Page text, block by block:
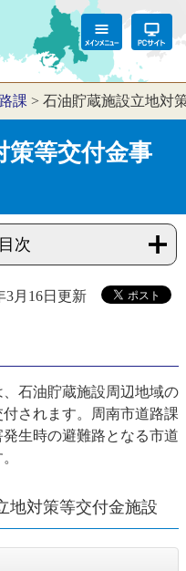
課 > 石油貯蔵施設立地対
策等交付金事
次
3月16日更新
石油貯蔵施設周辺地域の
されます。周南市道路課
生時の避難路となる市道
地対策等交付金施設